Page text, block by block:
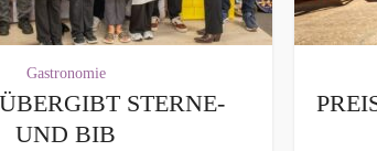
Gastronomie
STERNE-
UND BIB